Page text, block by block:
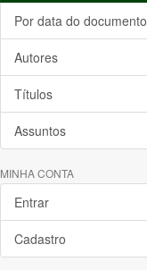
Por data do documento
Autores
Títulos
Assuntos
MINHA CONTA
Entrar
Cadastro